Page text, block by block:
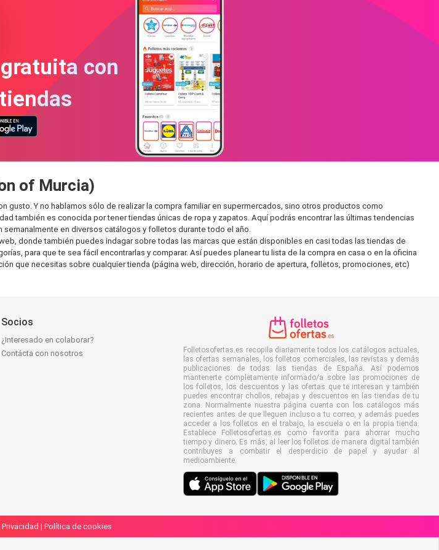
con
of Murcia)
gusto. Y no hablamos sólo de realizar la compra familiar en supermercados, sino otros productos como
también es conocida por tener tiendas únicas de ropa y zapatos. Aquí podrás encontrar las últimas tendencias
en diversos catálogos y folletos durante todo el año.
donde también puedes indagar sobre todas las marcas que están disponibles en casi todas las tiendas de
para que te sea fácil encontrarlas y comparar. Así puedes planear tu lista de la compra en casa o en la oficina
que necesitas sobre cualquier tienda (página web, dirección, horario de apertura, folletos, promociones, etc)
Socios
¿Interesado en colaborar?
Contácta con nosotros
Folletosofertas.es recopila diariamente todos los catálogos actuales,
las ofertas semanales, los folletos comerciales, las revistas y demás
publicaciones de todas las tiendas de España. Así podemos
mantenerte completamente informado/a sobre las promociones de
los folletos, los descuentos y las ofertas que te interesan y también
puedes encontrar chollos, rebajas y descuentos en las tiendas de tu
zona. Normalmente nuestra página cuenta con los catálogos más
recientes antes de que lleguen incluso a tu correo, y además puedes
acceder a los folletos en el trabajo, la escuela o en la propia tienda.
Establece Folletosofertas.es como favorita para ahorrar mucho
tiempo y dinero. Es más, al leer los folletos de manera digital también
contribuyes a combatir el desperdicio de papel y ayudar al
medioambiente.
| Política de cookies